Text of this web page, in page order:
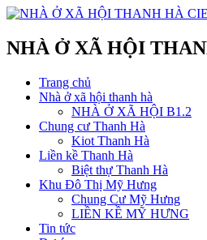
NHÀ Ở XÃ HỘI
Trang chủ
Nhà ở xã hội thanh hà
NHÀ Ở XÃ HỘI B1.2
Chung cư Thanh Hà
Kiot Thanh Hà
Liền kề Thanh Hà
Biệt thự Thanh Hà
Khu Đô Thị Mỹ Hưng
Chung Cư Mỹ Hưng
LIỀN KỀ MỸ HƯNG
Tin tức